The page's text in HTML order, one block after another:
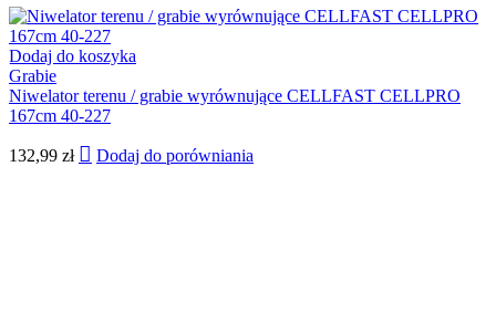
Dodaj do koszyka
Grabie
Niwelator terenu / grabie wyrównujące CELLFAST CELLPRO
167cm 40-227
132,99 zł Dodaj do porówniania